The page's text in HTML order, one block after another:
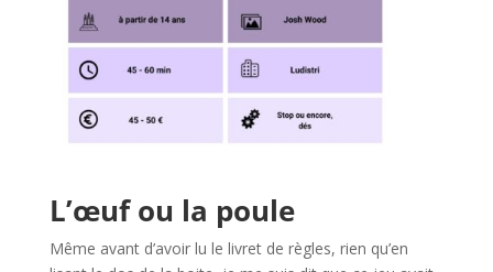
L’œuf ou la poule
Même avant d’avoir lu le livret de règles, rien qu’en